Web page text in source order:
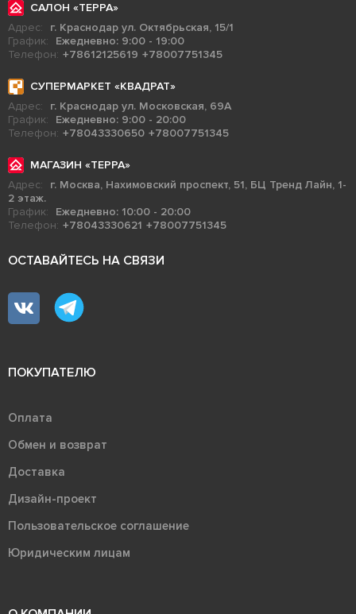
САЛОН «ТЕРРА»
Адрес:
г. Краснодар ул. Октябрьская, 15/1
График:
Ежедневно: 9:00 - 19:00
Телефон: +78612125619 +78007751345
СУПЕРМАРКЕТ «КВАДРАТ»
Адрес:
г. Краснодар ул. Московская, 69А
График:
Ежедневно: 9:00 - 20:00
Телефон: +78043330650 +78007751345
МАГАЗИН «ТЕРРА»
Адрес:
г. Москва, Нахимовский проспект, 51, БЦ Тренд Лайн, 1-
2 этаж.
График:
Ежедневно: 10:00 - 20:00
Телефон: +78043330621 +78007751345
ОСТАВАЙТЕСЬ НА СВЯЗИ
ПОКУПАТЕЛЮ
Оплата
Обмен и возврат
Доставка
Дизайн-проект
Пользовательское соглашение
Юридическим лицам